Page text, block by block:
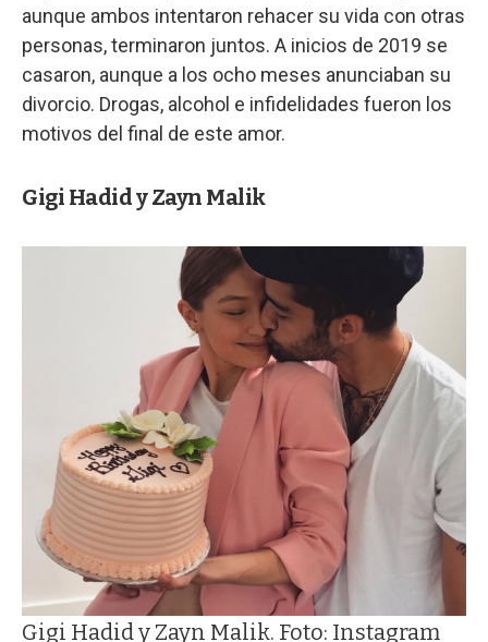
aunque ambos intentaron rehacer su vida con otras
personas, terminaron juntos. A inicios de 2019 se
casaron, aunque a los ocho meses anunciaban su
divorcio. Drogas, alcohol e infidelidades fueron los
motivos del final de este amor.
Gigi Hadid y Zayn Malik
Gigi Hadid y Zayn Malik. Foto: Instagram